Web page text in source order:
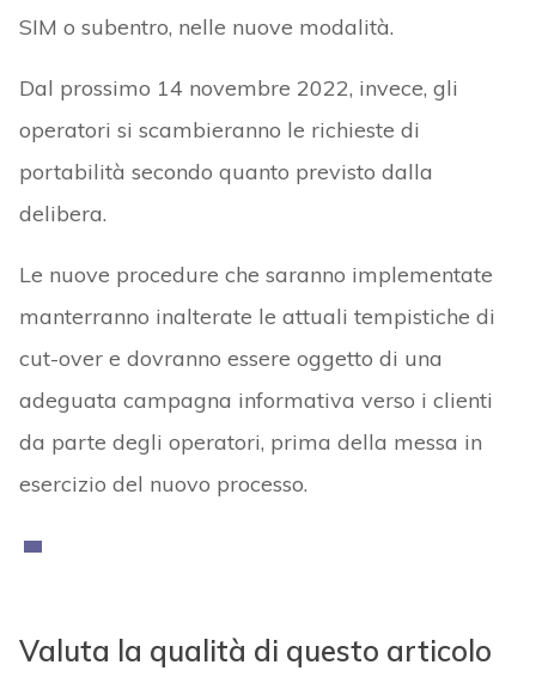
SIM o subentro, nelle nuove modalità.
Dal prossimo 14 novembre 2022, invece, gli
operatori si scambieranno le richieste di
portabilità secondo quanto previsto dalla
delibera.
Le nuove procedure che saranno implementate
manterranno inalterate le attuali tempistiche di
cut-over e dovranno essere oggetto di una
adeguata campagna informativa verso i clienti
da parte degli operatori, prima della messa in
esercizio del nuovo processo.
Valuta la qualità di questo articolo